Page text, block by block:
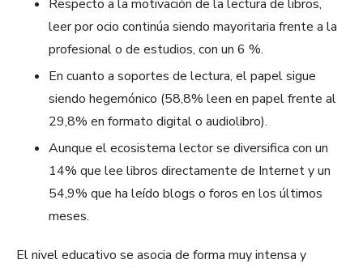
Respecto a la motivación de la lectura de libros,
leer por ocio continúa siendo mayoritaria frente a la
profesional o de estudios, con un 6 %.
En cuanto a soportes de lectura, el papel sigue
siendo hegemónico (58,8% leen en papel frente al
29,8% en formato digital o audiolibro).
Aunque el ecosistema lector se diversifica con un
14% que lee libros directamente de Internet y un
54,9% que ha leído blogs o foros en los últimos
meses.
El nivel educativo se asocia de forma muy intensa y